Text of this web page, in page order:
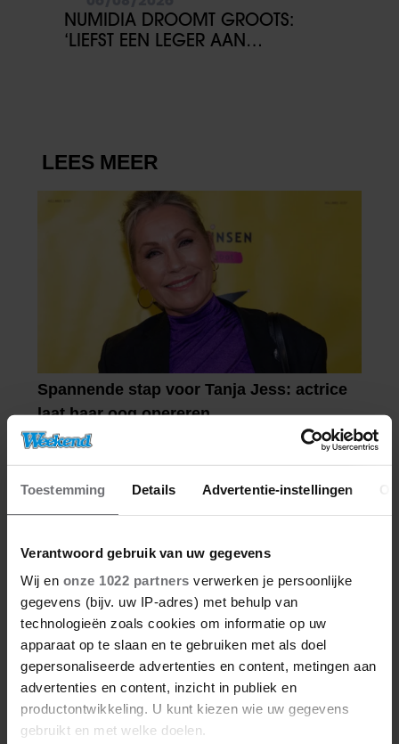
Toestemming Details Advertentie-instellingen
Verantwoord gebruik van uw gegevens
Wij en onze 1022 partners verwerken je persoonlijke
gegevens (bijv. uw IP-adres) met behulp van
technologieën zoals cookies om informatie op uw
apparaat op te slaan en te gebruiken met als doel
gepersonaliseerde advertenties en content, metingen aan
advertenties en content, inzicht in publiek en
productontwikkeling. U kunt kiezen wie uw gegevens
gebruikt en met welke doelen.
NUMIDIA DROOMT GROOTS:
‘LIEFST EEN LEGER AAN